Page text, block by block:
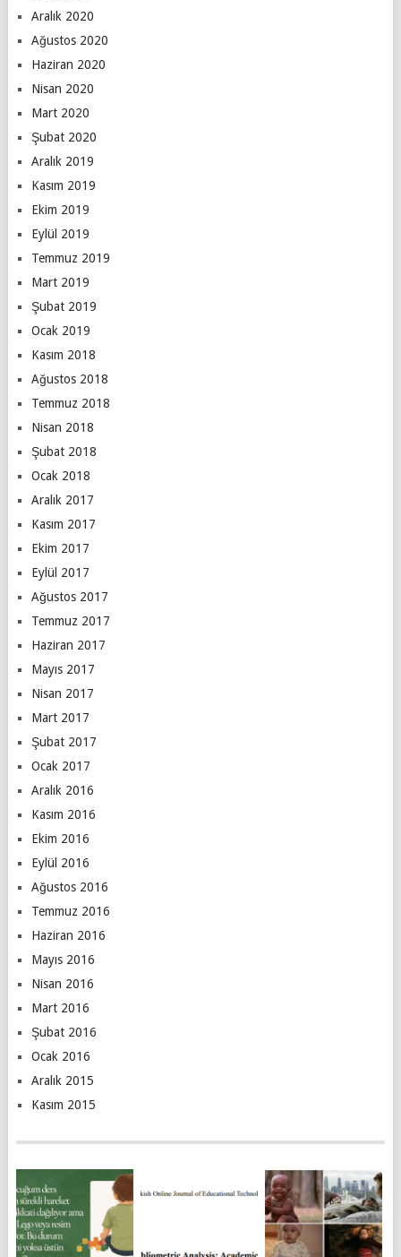
Aralık 2020
Ağustos 2020
Haziran 2020
Nisan 2020
Mart 2020
Şubat 2020
Aralık 2019
Kasım 2019
Ekim 2019
Eylül 2019
Temmuz 2019
Mart 2019
Şubat 2019
Ocak 2019
Kasım 2018
Ağustos 2018
Temmuz 2018
Nisan 2018
Şubat 2018
Ocak 2018
Aralık 2017
Kasım 2017
Ekim 2017
Eylül 2017
Ağustos 2017
Temmuz 2017
Haziran 2017
Mayıs 2017
Nisan 2017
Mart 2017
Şubat 2017
Ocak 2017
Aralık 2016
Kasım 2016
Ekim 2016
Eylül 2016
Ağustos 2016
Temmuz 2016
Haziran 2016
Mayıs 2016
Nisan 2016
Mart 2016
Şubat 2016
Ocak 2016
Aralık 2015
Kasım 2015